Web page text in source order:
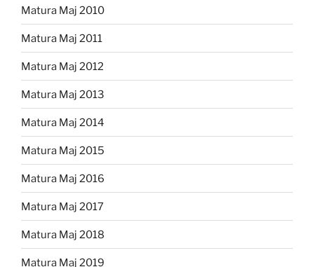
Matura Maj 2010
Matura Maj 2011
Matura Maj 2012
Matura Maj 2013
Matura Maj 2014
Matura Maj 2015
Matura Maj 2016
Matura Maj 2017
Matura Maj 2018
Matura Maj 2019